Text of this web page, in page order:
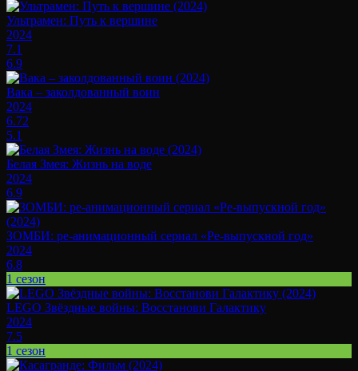
Ультрамен: Путь к вершине
2024
7.1
6.9
Вака – заколдованный воин
2024
6.72
5.1
Белая Змея: Жизнь на воде
2024
6.9
ЗОМБИ: ре-анимационный сериал «Ре-выпускной год»
2024
6.8
1 сезон
LEGO Звёздные войны: Восстанови Галактику
2024
7.5
1 сезон